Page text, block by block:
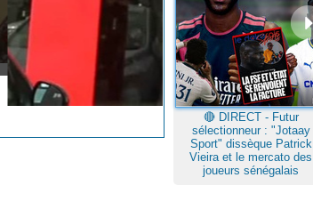
🔴​ DIRECT - Futur
sélectionneur : "Jotaay
Sport" dissèque Patrick
Vieira et le mercato des
joueurs sénégalais